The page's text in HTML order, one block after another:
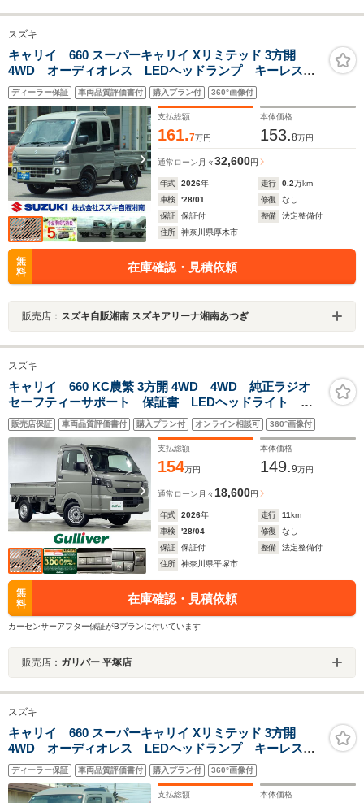
スズキ
キャリイ 660 スーパーキャリイ Xリミテッド 3方開
4WD オーディオレス LEDヘッドランプ キーレスエ
ントリー オーバーヘッドシェルフ シートバックスペ
ース 衝突被害軽減ブレーキ 後方誤発進抑制機能 フ
ォグランプ ESP アイドリングストップ オートライ
ト
ディーラー保証 車両品質評価書付 購入プラン付 360°画像付
支払総額
161.7万円
本体価格
153.8万円
通常ローン 月々32,600円
年式 2026年 走行 0.2万km
車検
'28/01 修復
なし
保証
保証付 整備
法定整備付
住所
神奈川県厚木市
無
料
在庫確認・見積依頼
販売店： スズキ自販湘南 スズキアリーナ湘南あつぎ
スズキ
キャリイ 660 KC農繁 3方開 4WD 4WD 純正ラジオ
セーフティーサポート 保証書 LEDヘッドライト オ
ートライト オートマチックハイビーム ABS 横滑り
防止装置 レーンキープアシスト 盗難防止装置 コー
ナーセンサー
販売店保証 車両品質評価書付 購入プラン付 オンライン相談可 360°画像付
支払総額
154万円
本体価格
149.9万円
通常ローン 月々18,600円
年式 2026年 走行 11km
車検
'28/04 修復
なし
保証
保証付 整備
法定整備付
住所
神奈川県平塚市
無
料
在庫確認・見積依頼
カーセンサーアフター保証がBプランに付いています
販売店： ガリバー 平塚店
スズキ
キャリイ 660 スーパーキャリイ Xリミテッド 3方開
4WD オーディオレス LEDヘッドランプ キーレスエ
ントリー シートバックスペース オーバーヘッドシェ
ルフ 衝突被害軽減ブレーキ 後方誤発進抑制機能 ア
ングルポスト LED荷台作業灯 リヤゲートチェーン
ディーラー保証 車両品質評価書付 購入プラン付 360°画像付
支払総額 本体価格